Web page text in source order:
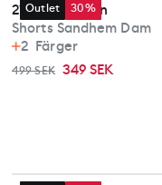
Outlet 30%
2117 of Sweden
Shorts Sandhem Dam
2 Färger
499 SEK 349 SEK